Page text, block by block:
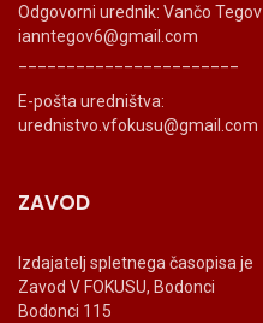
Odgovorni urednik: Vančo Tegov
ianntegov6@gmail.com
E-pošta uredništva:
urednistvo.vfokusu@gmail.com
ZAVOD
Izdajatelj spletnega časopisa je
Zavod V FOKUSU, Bodonci
Bodonci 115